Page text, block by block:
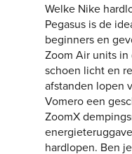
Welke Nike
Pegasus is de
beginners en
Zoom Air units
schoen licht en
afstanden lopen
Vomero een
ZoomX
hardlopen. Ben